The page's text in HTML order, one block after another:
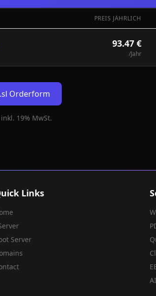
PREIS JÄHRLICH
93.47 €
/Jahr
Orderform
19% MwSt.
Links
Server